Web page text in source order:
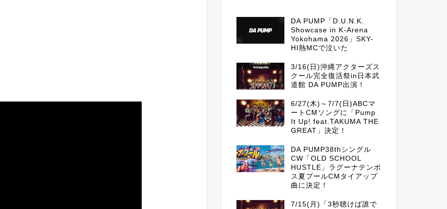
DA PUMP「D.U.N.K.
Showcase in K-Arena
Yokohama 2026」SKY-
HI熱MCで泣いた
3/16(日)沖縄アクターズス
クール完全復活祭in日本武
道館 DA PUMP出演！
6/27(木)～7/7(日)ABCマ
ートCMソングに「Pump
It Up! feat.TAKUMA THE
GREAT」決定！
DA PUMP38thシングル
CW「OLD SCHOOL
HUSTLE」ラグーナテンボ
ス夏プールCMタイアップ
曲に決定！
7/15(月)「3秒聴けば誰で